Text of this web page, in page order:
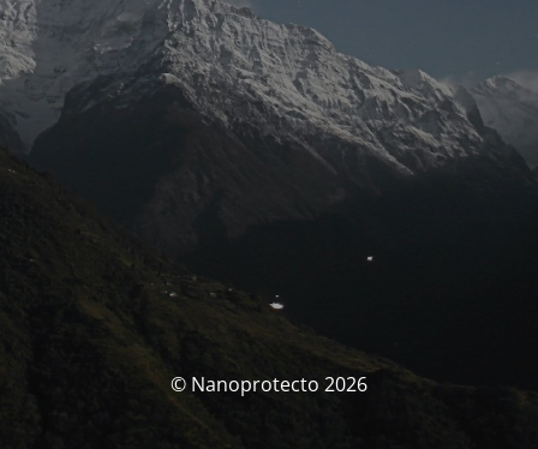
© Nanoprotecto 2026